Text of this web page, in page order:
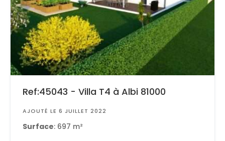
Ref:45043 - Villa T4 à Albi 81000
AJOUTÉ LE 6 JUILLET 2022
Surface: 697 m²